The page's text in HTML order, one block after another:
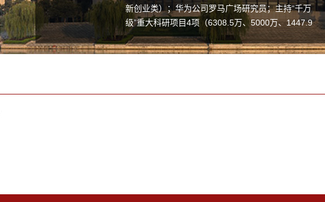
新创业类）；华为公司罗马广场研究员；主持“千万
级”重大科研项目4项（6308.5万、5000万、1447.9
万、1030万）；获国际领先成果3项，省部级一等奖
1项（R1）、二等奖2项（R1、R2），国际学术奖2